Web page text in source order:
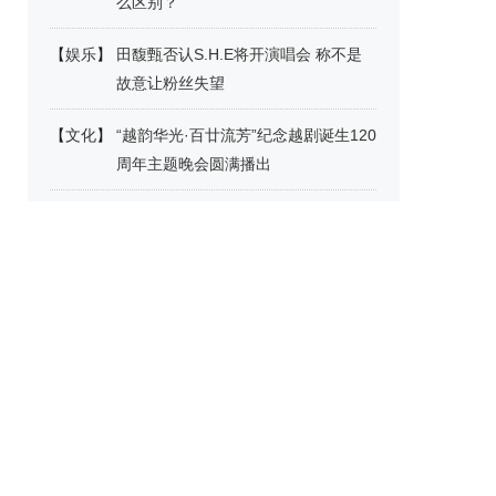
【娱乐】
田馥甄否认S.H.E将开演唱会 称不是
故意让粉丝失望
【文化】
“越韵华光·百廿流芳”纪念越剧诞生120
周年主题晚会圆满播出